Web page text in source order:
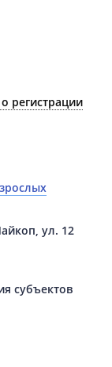
регистрации
ул. 12
субъектов